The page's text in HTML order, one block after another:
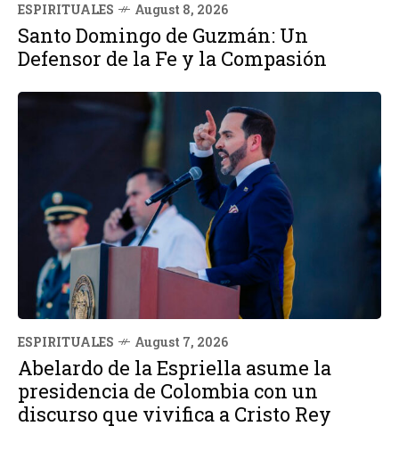
ESPIRITUALES August 8, 2026
Santo Domingo de Guzmán: Un
Defensor de la Fe y la Compasión
ESPIRITUALES August 7, 2026
Abelardo de la Espriella asume la
presidencia de Colombia con un
discurso que vivifica a Cristo Rey